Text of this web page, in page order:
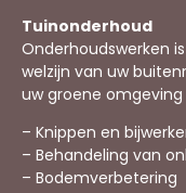
Tuinonderhoud
Onderhoudswerken
welzijn van uw
uw groene
– Knippen en
– Behandeling van
– Bodemverbetering